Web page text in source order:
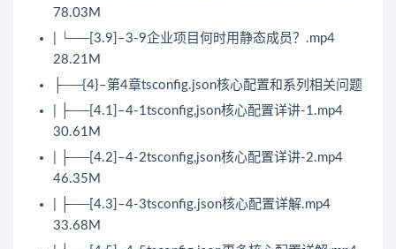
78.03M
| └──[3.9]–3-9企业项目何时用静态成员？.mp4
28.21M
├──{4}–第4章tsconfig.json核心配置和系列相关问题
| ├──[4.1]–4-1tsconfig,json核心配置详讲-1.mp4
30.61M
| ├──[4.2]–4-2tsconfig,json核心配置详讲-2.mp4
46.35M
| ├──[4.3]–4-3tsconfig.json核心配置详解.mp4
33.68M